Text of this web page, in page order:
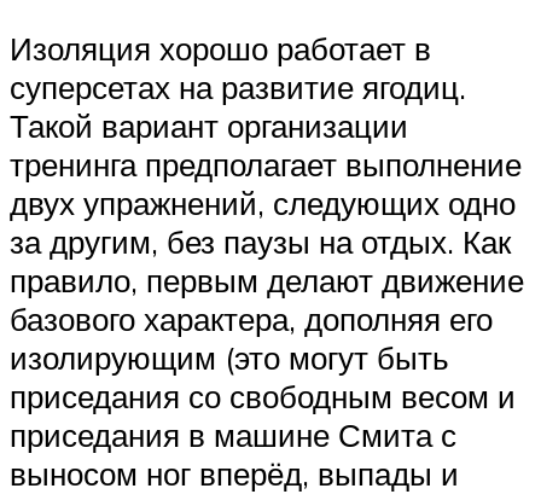
Изоляция хорошо работает в
суперсетах на развитие ягодиц.
Такой вариант организации
тренинга предполагает выполнение
двух упражнений, следующих одно
за другим, без паузы на отдых. Как
правило, первым делают движение
базового характера, дополняя его
изолирующим (это могут быть
приседания со свободным весом и
приседания в машине Смита с
выносом ног вперёд, выпады и